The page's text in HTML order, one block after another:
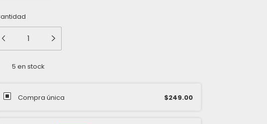
5 en stock
Compra única $249.00